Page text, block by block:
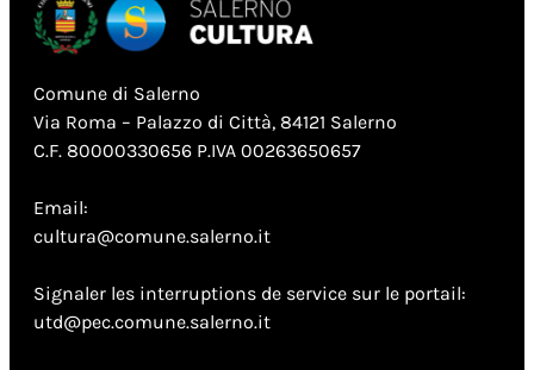
Comune di Salerno
Via Roma – Palazzo di Città, 84121 Salerno
C.F. 80000330656 P.IVA 00263650657
Email:
cultura@comune.salerno.it
Signaler les interruptions de service sur le portail:
utd@pec.comune.salerno.it